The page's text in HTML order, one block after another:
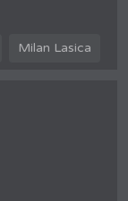
Milan Lasica